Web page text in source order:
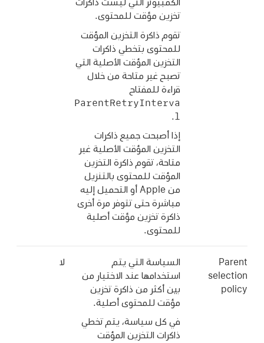
الكمبيوتر التي ليست ذاكرات
تخزين مؤقت للمحتوى.
تقوم ذاكرة التخزين المؤقت
للمحتوى بتخطي ذاكرات
التخزين المؤقت الأصلية التي
تصبح غير متاحة من خلال
قراءة للمفتاح
ParentRetryInterva
l
إذا أصبحت جميع ذاكرات
التخزين المؤقت الأصلية غير
متاحة، تقوم ذاكرة التخزين
المؤقت للمحتوى بالتنزيل
من Apple أو التحميل إليه
مباشرة حتى تتوفر مرة أخرى
ذاكرة تخزين مؤقت أصلية
للمحتوى.
Parent
selection
policy
السياسة التي يتم
استخدامها عند الاختيار من
بين أكثر من ذاكرة تخزين
مؤقت للمحتوى أصلية.
في كل سياسة، يتم تخطي
ذاكرات التخزين المؤقت
لا